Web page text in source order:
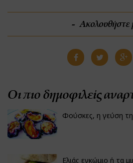
Ακολουθήστε
Οι πιο δημοφιλείς
Φούσκες, η γεύση
Ελιάς εγκώμιο ή τα